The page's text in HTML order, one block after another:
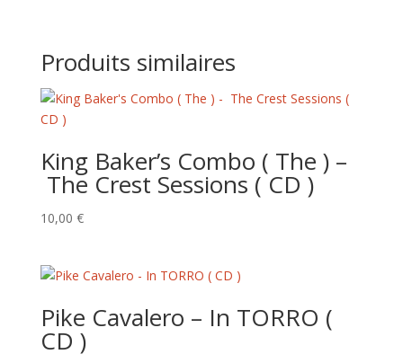
Produits similaires
King Baker’s Combo ( The ) –
The Crest Sessions ( CD )
10,00 €
Pike Cavalero – In TORRO (
CD )